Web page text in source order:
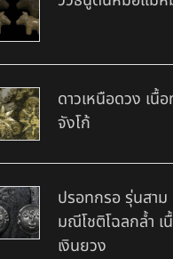
ดาวเหนือดวง เนื้
จังโก้
ปรอทกรอ รุ่นสาม
มณีโชติโฉลกล้ำ เ
เงินยวง